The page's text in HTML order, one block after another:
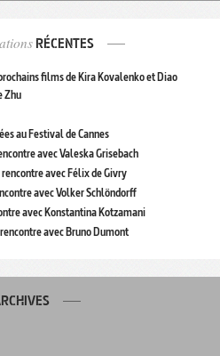
RÉCENTES
films de Kira Kovalenko et Diao
Zhu
au Festival de Cannes
avec Valeska Grisebach
avec Félix de Givry
avec Volker Schlöndorff
avec Konstantina Kotzamani
avec Bruno Dumont